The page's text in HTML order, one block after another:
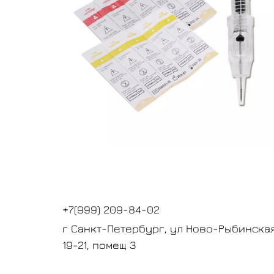
+7(999) 209-84-02
г Санкт-Петербург, ул Ново-
19-21, помещ 3